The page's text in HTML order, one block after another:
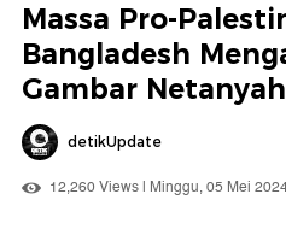
Berhenti
Massa Pro-
Bangladesh
Gambar
detikUpdate
12,260 Views | Minggu, 05 Mei